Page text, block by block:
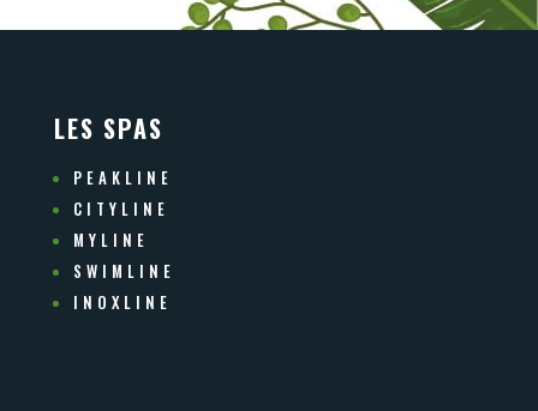
LES SPAS
PEAKLINE
CITYLINE
MYLINE
SWIMLINE
INOXLINE